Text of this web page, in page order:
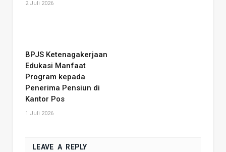
2 Juli 2026
BPJS Ketenagakerjaan
Edukasi Manfaat
Program kepada
Penerima Pensiun di
Kantor Pos
1 Juli 2026
LEAVE A REPLY